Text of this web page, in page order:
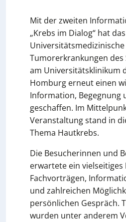
Mit der zweiten
„Krebs im Dialog“ hat das
Tumorerkrankungen des
am Universitätsklinikum
Homburg erneut einen
Information, Begegnung
geschaffen. Im
Veranstaltung stand in
Thema Hautkrebs.
Die Besucherinnen und
erwartete ein
Fachvorträgen,
und zahlreichen
persönlichen Gespräch.
wurden unter anderem